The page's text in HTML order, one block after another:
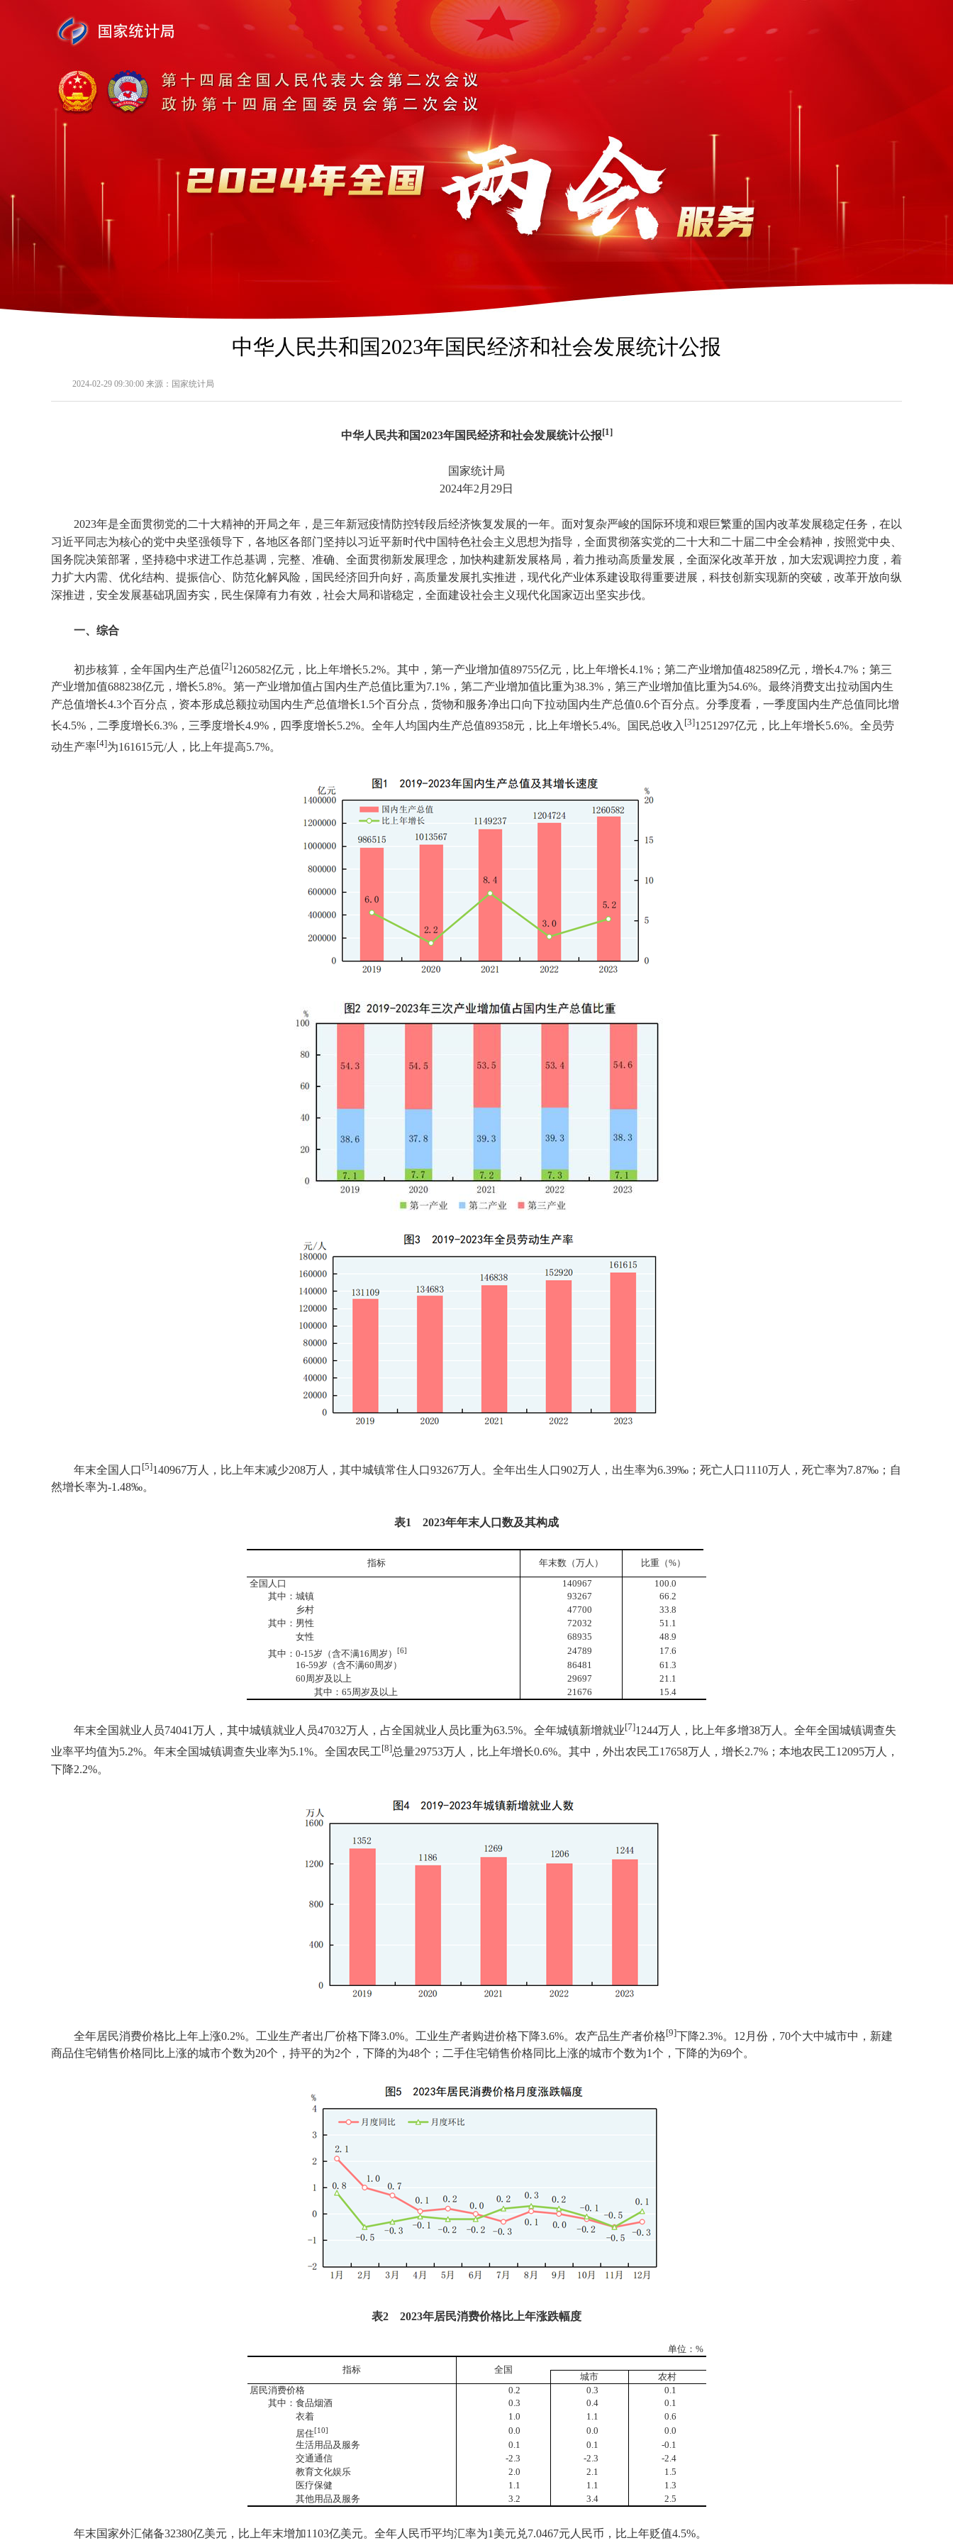
中华人民共和国2023年国民经济和社会发展统计公报
2024-02-29 09:30:00 来源：国家统计局
中华人民共和国2023年国民经济和社会发展统计公报[1]
国家统计局
2024年2 月 29日
2023年是全面贯彻党的二十大精神的开局之年，是三年新冠疫情防控转段后经济恢复发展的一年。面对复杂严峻的国际环境和艰巨繁重的国内改革发展稳定任务，在以
习近平同志为核心的党中央坚强领导下，各地区各部门坚持以习近平新时代中国特色社会主义思想为指导，全面贯彻落实党的二十大和二十届二中全会精神，按照党中央、
国务院决策部署，坚持稳中求进工作总基调，完整、准确、全面贯彻新发展理念，加快构建新发展格局，着力推动高质量发展，全面深化改革开放，加大宏观调控力度，着
力扩大内需、优化结构、提振信心、防范化解风险，国民经济回升向好，高质量发展扎实推进，现代化产业体系建设取得重要进展，科技创新实现新的突破，改革开放向纵
深推进，安全发展基础巩固夯实，民生保障有力有效，社会大局和谐稳定，全面建设社会主义现代化国家迈出坚实步伐。
一、综合
初步核算，全年国内生产总值[2]1260582亿元，比上年增长5.2% 。其中，第一产业增加值89755亿元，比上年增长4.1% ；第二产业增加值482589亿元，增长4.7% ；第三
产业增加值688238亿元，增长5.8%。第一产业增加值占国内生产总值比重为7.1% ，第二产业增加值比重为38.3% ，第三产业增加值比重为54.6%。最终消费支出拉动国内生
产总值增长4.3个百分点，资本形成总额拉动国内生产总值增长1.5个百分点，货物和服务净出口向下拉动国内生产总值0.6个百分点。分季度看，一季度国内生产总值同比增
长4.5% ，二季度增长6.3% ，三季度增长4.9% ，四季度增长5.2%。全年人均国内生产总值89358元，比上年增长5.4%。国民总收入 [3]1251297亿元，比上年增长5.6%。全员劳
动生产率[4]为161615元/人，比上年提高5.7%。
年末全国人口 [5]140967万人，比上年末减少208万人，其中城镇常住人口93267万人。全年出生人口902万人，出生率为6.39‰；死亡人口1110万人，死亡率为7.87‰；自
然增长率为-1.48‰。
表1 2023年年末人口数及其构成
指标 年末数（万人） 比重（%）
全国人口
140967
100.0
其中：城镇
93267
66.2
乡村
47700
33.8
其中：男性
72032
51.1
女性
68935
48.9
其中： 0-15岁（含不满16 周岁） [6] 24789
17.6
16-59岁（含不满60周岁） 86481
61.3
60周岁及以上 29697
21.1
其中： 65周岁及以上 21676 15.4
年末全国就业人员74041万人，其中城镇就业人员47032万人，占全国就业人员比重为63.5%。全年城镇新增就业[7]1244万人，比上年多增38万人。全年全国城镇调查失
业率平均值为5.2%。年末全国城镇调查失业率为5.1%。全国农民工 [8]总量29753万人，比上年增长0.6%。其中，外出农民工17658万人，增长2.7% ；本地农民工12095万人，
下降2.2%。
全年居民消费价格比上年上涨0.2% 。工业生产者出厂价格下降3.0% 。工业生产者购进价格下降3.6% 。农产品生产者价格[9]下降2.3% 12 月份， 70个大中城市中，新建
商品住宅销售价格同比上涨的城市个数为20个，持平的为2个，下降的为48个；二手住宅销售价格同比上涨的城市个数为1个，下降的为69个。
表2 2023年居民消费价格比上年涨跌幅度
单位： %
指标
全国
城市
农村
居民消费价格
0.2 0.3 0.1
其中：食品烟酒
0.3 0.4
0.1
衣着
1.0 1.1
0.6
居住[10] 0.0 0.0
0.0
生活用品及服务
0.1 0.1
-0.1
交通通信
-2.3 -2.3
-2.4
教育文化娱乐
2.0 2.1
1.5
医疗保健
1.1 1.1
1.3
其他用品及服务
3.2 3.4 2.5
年末国家外汇储备32380亿美元，比上年末增加1103亿美元。全年人民币平均汇率为1 美元兑7.0467元人民币，比上年贬值4.5%。